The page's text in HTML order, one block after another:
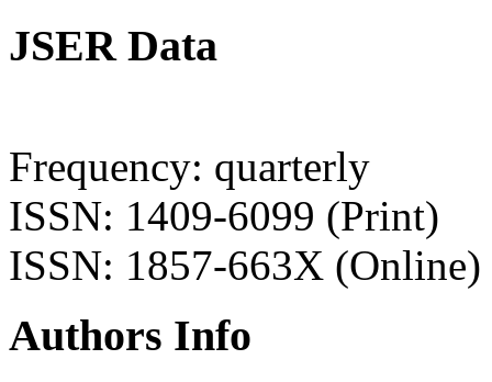
JSER Data
Frequency: quarterly
ISSN: 1409-6099 (Print)
ISSN: 1857-663X (Online)
Authors Info